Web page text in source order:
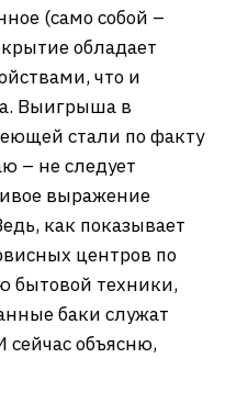
(само собой –
обладает
что и
Выигрыша в
стали по факту
– не следует
выражение
как показывает
центров по
бытовой техники,
баки служат
объясню,